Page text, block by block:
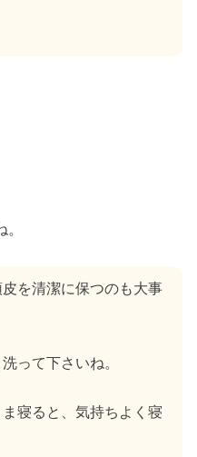
を清潔に保つのも大事
って下さいね。
寝ると、気持ちよく寝